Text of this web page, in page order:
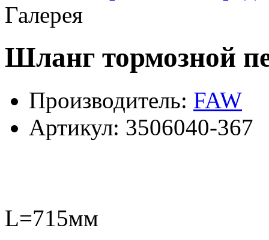
Галерея
Шланг тормозной
Производитель: FAW
Артикул: 3506040-367
L=715мм